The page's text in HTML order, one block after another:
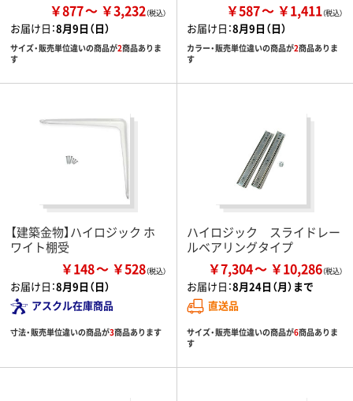
￥877 ￥3,232
お届け日：8月9日（日）
サイズ・販売単位違いの商品が2商品ありま
す
￥587 ￥1,411
お届け日：8月9日（日）
カラー・販売単位違いの商品が2商品ありま
す
【建築金物】ハイロジック ホ
ワイト棚受
￥148 ￥528
お届け日：8月9日（日）
アスクル在庫商品
寸法・販売単位違いの商品が3商品あります
ハイロジック スライドレー
ルベアリングタイプ
￥7,304 ￥10,286
お届け日：8月24日（月）まで
直送品
サイズ・販売単位違いの商品が6商品ありま
す